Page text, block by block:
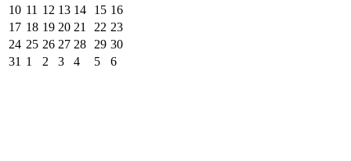
10 11 12 13 14 15 16
17 18 19 20 21 22 23
24 25 26 27 28 29 30
31 1 2 3 4 5 6